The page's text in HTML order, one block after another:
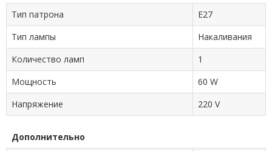
Тип патрона
E27
Тип лампы
Накаливания
Количество ламп
1
Мощность
60 W
Напряжение
220 V
Дополнительно